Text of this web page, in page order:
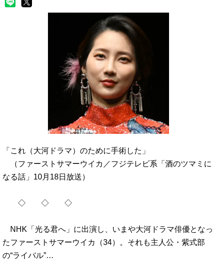
「これ（大河ドラマ）のために手術した」
（ファーストサマーウイカ／フジテレビ系「酒のツマミに
なる話」10月18日放送）
◇ ◇ ◇
NHK「光る君へ」に出演し、いまや大河ドラマ俳優となっ
たファーストサマーウイカ（34）。それも主人公・紫式部
の“ライバル”…